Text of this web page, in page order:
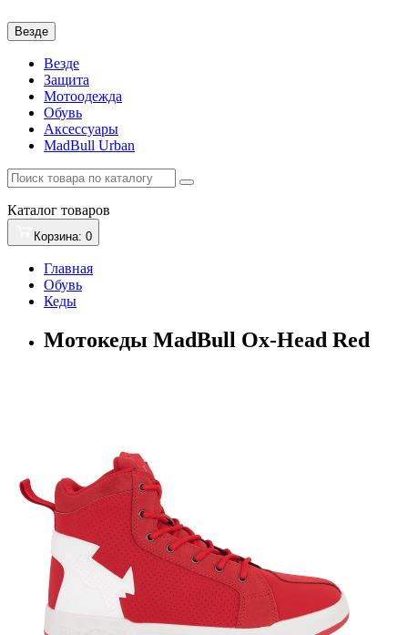
Везде
Везде
Защита
Мотоодежда
Обувь
Аксессуары
MadBull Urban
Каталог товаров
Корзина: 0
Главная
Обувь
Кеды
Мотокеды MadBull Ox-Head Red